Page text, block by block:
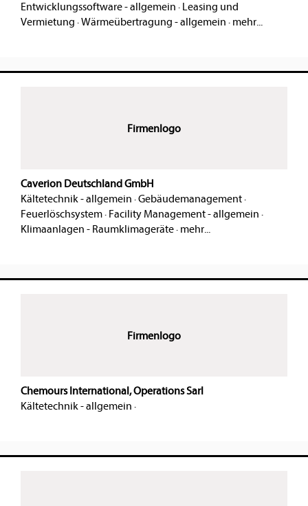
Entwicklungssoftware - allgemein · Leasing und
Vermietung ·Wärmeübertragung - allgemein · mehr...
Firmenlogo
Caverion Deutschland GmbH
Kältetechnik - allgemein ·Gebäudemanagement·
Feuerlöschsystem· Facility Management - allgemein ·
Klimaanlagen - Raumklimageräte· mehr...
Firmenlogo
Chemours International, Operations Sarl
Kältetechnik - allgemein ·